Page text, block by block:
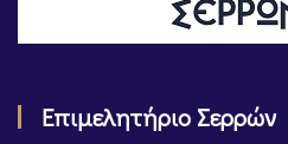
Επιμελητήριο Σερρών